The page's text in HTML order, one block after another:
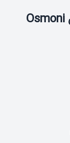
لباس دوچرخه سواری جاینت مدل Osmoni